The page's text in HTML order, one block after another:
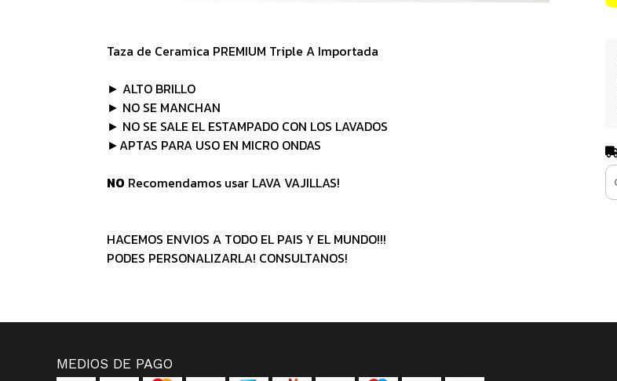
Taza de Ceramica PREMIUM Triple A Importada
► ALTO BRILLO
► NO SE MANCHAN
► NO SE SALE EL ESTAMPADO CON LOS LAVADOS
►APTAS PARA USO EN MICRO ONDAS
NO Recomendamos usar LAVA VAJILLAS!
HACEMOS ENVIOS A TODO EL PAIS Y EL MUNDO!!!
PODES PERSONALIZARLA! CONSULTANOS!
MEDIOS DE PAGO